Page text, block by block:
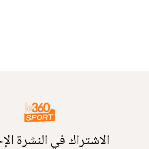
الاشتراك في النشرة